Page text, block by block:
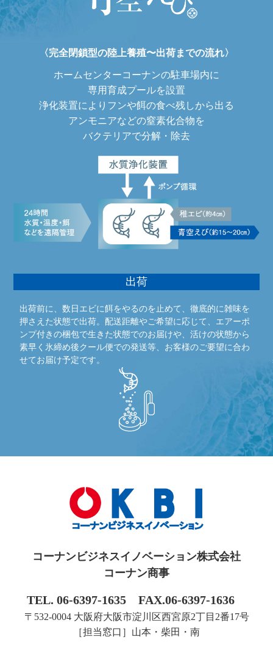
〈完全閉鎖型の陸上養殖〜出荷までの流れ〉
ホームセンターコーナンの駐車場内に
専用育成プールを設置
浄化装置によりフンや餌の食べ残しから出る
アンモニアなどの窒素化合物を
バクテリアで分解・除去
出荷
出荷前に、数日エビに餌をやるのを止めて、徹底的に雑味を
押さえた状態で出荷。配送距離やご希望に応じて、エアーポ
ンプ付きの梱包で生きた状態でのお届けや、活けの状態から
素早く氷締め後クール便での発送等、お客様のご要望に合わ
せてお届け予定です。
コーナンビジネスイノベーション株式会社
コーナン商事
TEL. 06-6397-1635 FAX.06-6397-1636
〒532-0004 大阪府大阪市淀川区西宮原2丁目2番17号
［担当窓口］山本・柴田・南